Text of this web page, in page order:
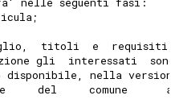
titoli  e
gli  interessati
disponibile, nella
del     comune